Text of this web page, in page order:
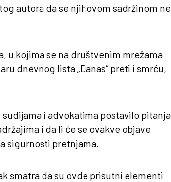
autora da se njihovom sadržinom ne
u kojima se na društvenim mrežama
dnevnog lista „Danas“ preti i smrću,
i advokatima postavilo pitanja
i da li će se ovakve objave
sigurnosti pretnjama.
smatra da su ovde prisutni elementi